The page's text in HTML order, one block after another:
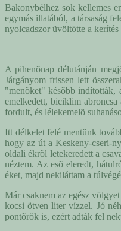
Bakonybélhez sok kellemes
egymás illatából, a társaság
nyolcadszor üvöltötte a
A pihenõnap délutánján
Járgányom frissen lett
"menõket" késõbb indították,
emelkedett, biciklim
fordult, és lélekemelõ
Itt délkelet felé mentünk
hogy az út a Keskeny-cseri-
oldali ékrõl letekeredett a
néztem. Az esõ eleredt,
éket, majd nekiláttam a
Már csaknem az egész
kocsi ötven liter vízzel. Jó
pontõrök is, ezért adták fel